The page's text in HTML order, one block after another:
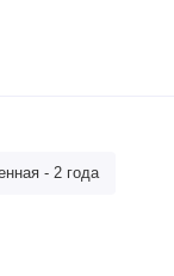
- 2 года